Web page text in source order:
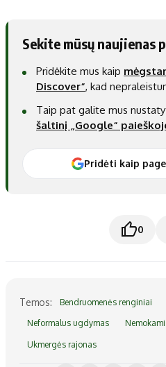
Sekite mūsų naujienas
Pridėkite mus kaip
Discover“, kad
Taip pat galite mus
šaltinį „Google“
Pridėti kaip
0
Temos: Bendruomenės renginiai
Neformalus ugdymas
Ukmergės rajonas